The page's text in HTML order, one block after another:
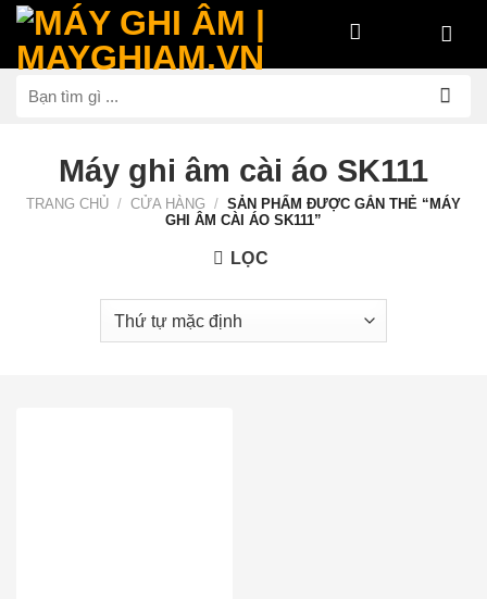
Bỏ
nội
dung
Máy ghi âm cài áo SK111
TRANG CHỦ / CỬA HÀNG / SẢN PHẨM ĐƯỢC GẮN THẺ “MÁY
GHI ÂM CÀI ÁO SK111”
LỌC